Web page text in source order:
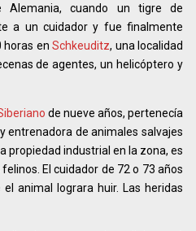
cuando un tigre de
a un cuidador y fue finalmente
horas enSchkeuditz, una localidad
de agentes, un helicóptero y
de nueve años, pertenecía
entrenadora de animales salvajes
propiedad industrial en la zona, es
El cuidador de 72 o 73 años
animal lograra huir. Las heridas